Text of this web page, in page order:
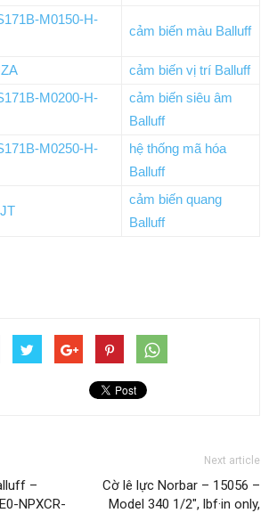
M0150-H-
cảm biến màu Balluff
cảm biến vị trí Balluff
M0200-H-
cảm biến siêu âm
Balluff
M0250-H-
hệ thống mã hóa
Balluff
cảm biến quang
Balluff
–
NPXCR-
Next article
Cờ lê lực Norbar – 15056 –
Model 340 1/2″, lbf·in only,